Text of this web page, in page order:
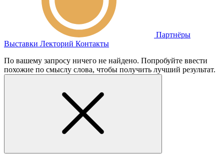
Партнёры
Выставки Лекторий Контакты
По вашему запросу ничего не найдено. Попробуйте ввести
похожие по смыслу слова, чтобы получить лучший результат.